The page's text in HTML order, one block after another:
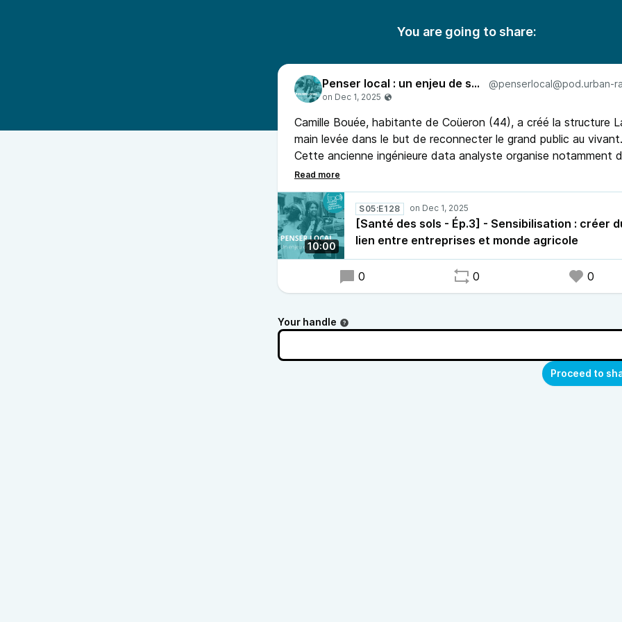
You are going to share:
Penser local : un enjeu de société
Camille Bouée, habitante de Coüeron (44), a créé la structure
main levée dans le but de reconnecter le grand public au vivant.
Cette ancienne ingénieure data analyste organise notamment
journées à la ferme pour les entreprises. Une expérience qui
du lien, valorisante pour l’agriculteur.
10:00
S05:E128
[Santé des sols - Ép.3] - Sensibilisation : créer
lien entre entreprises et monde agricole
0 0 0
Your handle
Proceed to